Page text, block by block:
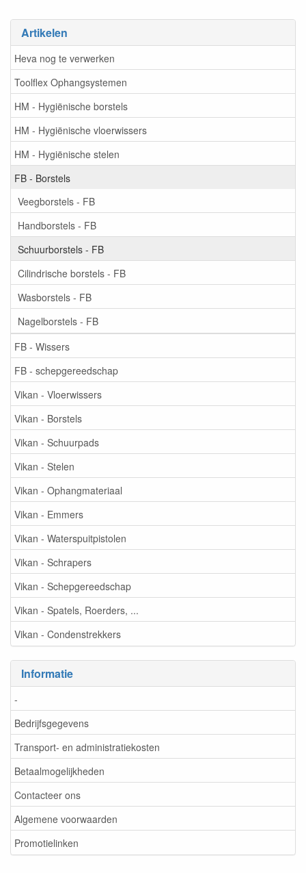
Artikelen
Heva nog te verwerken
Toolflex Ophangsystemen
HM - Hygiënische borstels
HM - Hygiënische vloerwissers
HM - Hygiënische stelen
FB - Borstels
Veegborstels - FB
Handborstels - FB
Schuurborstels - FB
Cilindrische borstels - FB
Wasborstels - FB
Nagelborstels - FB
FB - Wissers
FB - schepgereedschap
Vikan - Vloerwissers
Vikan - Borstels
Vikan - Schuurpads
Vikan - Stelen
Vikan - Ophangmateriaal
Vikan - Emmers
Vikan - Waterspuitpistolen
Vikan - Schrapers
Vikan - Schepgereedschap
Vikan - Spatels, Roerders, ...
Vikan - Condenstrekkers
Informatie
-
Bedrijfsgegevens
Transport- en administratiekosten
Betaalmogelijkheden
Contacteer ons
Algemene voorwaarden
Promotielinken